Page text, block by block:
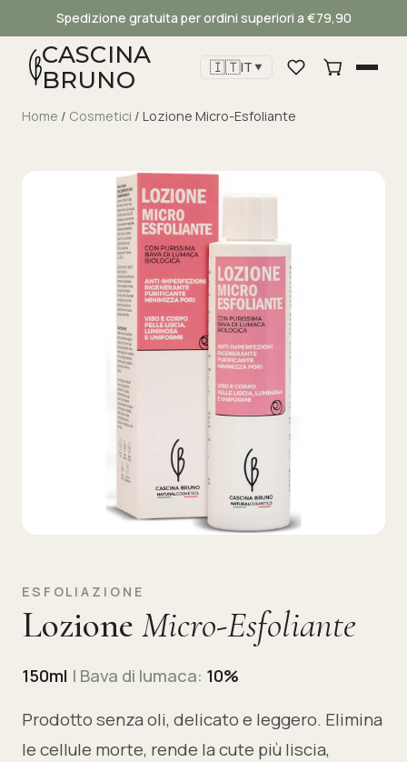
Spedizione gratuita per ordini superiori a €79,90
CASCINA
BRUNO
🇮🇹IT ▼
Home / Cosmetici / Lozione Micro-Esfoliante
ESFOLIAZIONE
Lozione Micro-Esfoliante
150ml | Bava di lumaca: 10%
Prodotto senza oli, delicato e leggero. Elimina
le cellule morte, rende la cute più liscia,
Cascina Bruno
Assistente virtuale